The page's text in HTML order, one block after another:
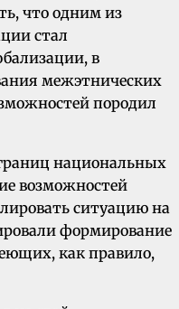
что одним из
стал
в
межэтнических
породил
национальных
возможностей
ситуацию на
формирование
как правило,